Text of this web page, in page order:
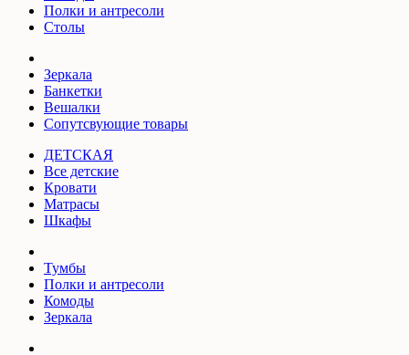
Полки и антресоли
Столы
Зеркала
Банкетки
Вешалки
Сопутсвующие товары
ДЕТСКАЯ
Все детские
Кровати
Матрасы
Шкафы
Тумбы
Полки и антресоли
Комоды
Зеркала